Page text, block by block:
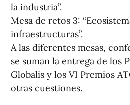
la industria”.
Mesa de retos 3:
infraestructuras”.
A las diferentes mesas,
se suman la entrega de los
Globalis y los VI Premios
otras cuestiones.